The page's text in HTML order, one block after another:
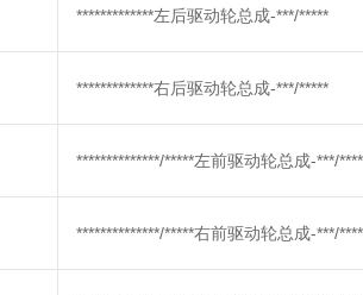
*************左后驱动轮总成-***/*****
*************右后驱动轮总成-***/*****
**************/*****左前驱动轮总成-***/
**************/*****右前驱动轮总成-***/